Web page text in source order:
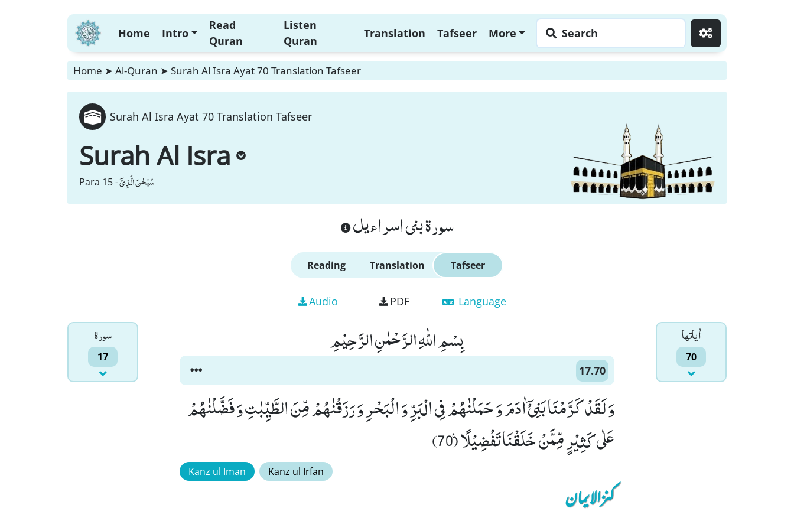
Home Intro
Read
Quran
Listen
Quran
Translation Tafseer More Search
Home ➤ Al-Quran ➤ Surah Al Isra Ayat 70 Translation Tafseer
Surah Al Isra Ayat 70 Translation Tafseer
Surah Al Isra
Para 15 -سُبْحٰنَ الَّذِیْۤ
سورة بنى اسراءيل
Reading Translation Tafseer
Audio PDF Language
سورۃ
17
اٰياتها
70
بِسْمِ اللّٰهِ الرَّحْمٰنِ الرَّحِیْمِ
17.70
وَ لَقَدْ كَرَّمْنَا بَنِیْۤ اٰدَمَ وَ حَمَلْنٰهُمْ فِی الْبَرِّ وَ الْبَحْرِ وَ رَزَقْنٰهُمْ مِّنَ الطَّیِّبٰتِ وَ فَضَّلْنٰهُمْ
عَلٰى كَثِیْرٍ مِّمَّنْ خَلَقْنَا تَفْضِیْلًا۠ (70)
Kanz ul Iman Kanz ul Irfan
کنزالایمان